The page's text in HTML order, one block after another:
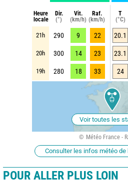
Heure
locale
Dir.
(°)
Vit.
(km/h)
Raf.
(km/h)
T
(°C)
21h 290 9 22 20.1
20h 300 14 23 23.1
19h 280 18 33 24
Voir toutes les
Météo France -
Consulter les infos météo
POUR ALLER PLUS LOIN